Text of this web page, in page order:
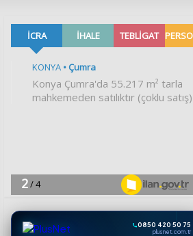
0850 420 50 75
plusnet.com.tr